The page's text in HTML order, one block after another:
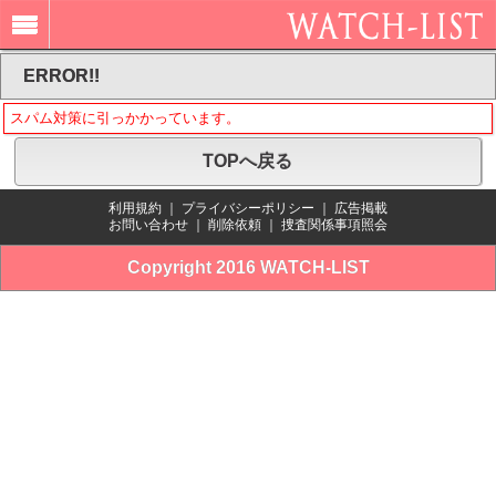
ERROR!!
スパム対策に引っかかっています。
TOPへ戻る
利用規約 プライバシーポリシー
広告掲載
お問い合わせ
削除依頼 捜査関係事項照会
Copyright 2016 WATCH-LIST